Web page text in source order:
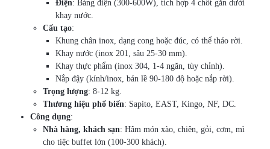
Điện: Bảng điện (300-600W), tích hợp 4 chốt gắn dưới
khay nước.
Cấu tạo:
Khung chân inox, dạng cong hoặc đúc, có thể tháo rời.
Khay nước (inox 201, sâu 25-30 mm).
Khay thực phẩm (inox 304, 1-4 ngăn, tùy chỉnh).
Nắp đậy (kính/inox, bản lề 90-180 độ hoặc nắp rời).
Trọng lượng: 8-12 kg.
Thương hiệu phổ biến: Sapito, EAST, Kingo, NF, DC.
Công dụng:
Nhà hàng, khách sạn: Hâm món xào, chiên, gỏi, cơm, mì
cho tiệc buffet lớn (100-300 khách).